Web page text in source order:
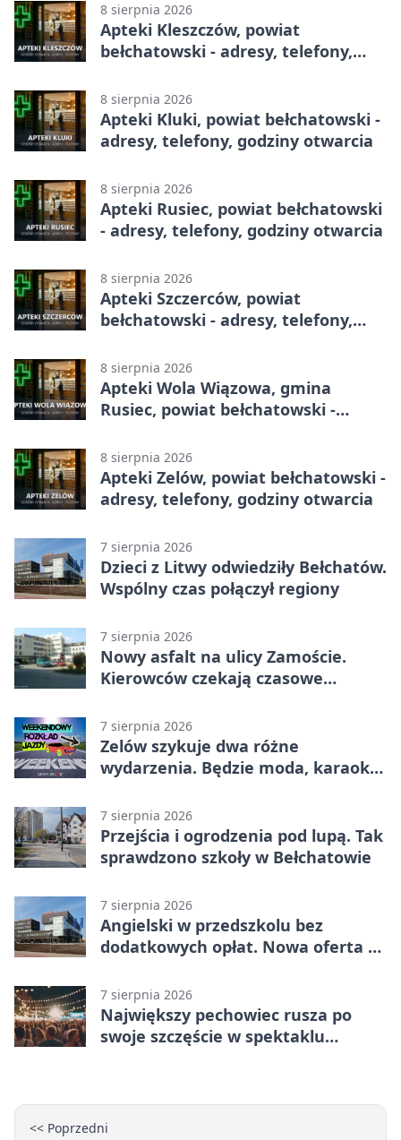
8 sierpnia 2026
Apteki Kleszczów, powiat
bełchatowski - adresy, telefony,
8 sierpnia 2026
Apteki Kluki, powiat bełchatowski -
adresy, telefony, godziny otwarcia
8 sierpnia 2026
Apteki Rusiec, powiat bełchatowski
- adresy, telefony, godziny otwarcia
8 sierpnia 2026
Apteki Szczerców, powiat
bełchatowski - adresy, telefony,
8 sierpnia 2026
Apteki Wola Wiązowa, gmina
Rusiec, powiat bełchatowski -
8 sierpnia 2026
Apteki Zelów, powiat bełchatowski -
adresy, telefony, godziny otwarcia
7 sierpnia 2026
Dzieci z Litwy odwiedziły Bełchatów.
Wspólny czas połączył regiony
7 sierpnia 2026
Nowy asfalt na ulicy Zamoście.
Kierowców czekają czasowe
7 sierpnia 2026
Zelów szykuje dwa różne
wydarzenia. Będzie moda, karaoke
7 sierpnia 2026
Przejścia i ogrodzenia pod lupą. Tak
sprawdzono szkoły w Bełchatowie
7 sierpnia 2026
Angielski w przedszkolu bez
dodatkowych opłat. Nowa oferta w
7 sierpnia 2026
Największy pechowiec rusza po
swoje szczęście w spektaklu
<< Poprzedni